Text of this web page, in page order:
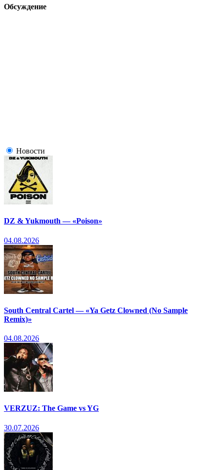
Обсуждение
Новости
DZ & Yukmouth — «Poison»
04.08.2026
South Central Cartel — «Ya Getz Clowned (No Sample
Remix)»
04.08.2026
VERZUZ: The Game vs YG
30.07.2026